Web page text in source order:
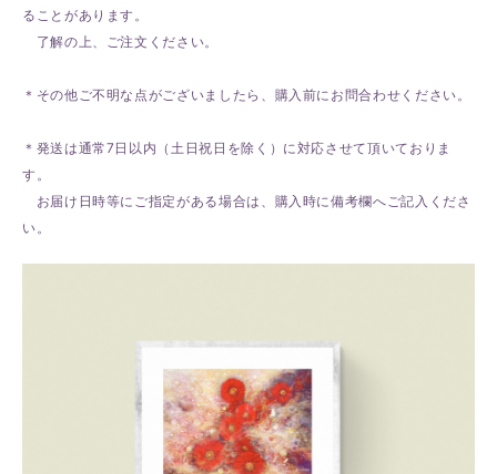
ることがあります。
了解の上、ご注文ください。
＊その他ご不明な点がございましたら、購入前にお問合わせください。
＊発送は通常7日以内（土日祝日を除く）に対応させて頂いておりま
す。
お届け日時等にご指定がある場合は、購入時に備考欄へご記入くださ
い。